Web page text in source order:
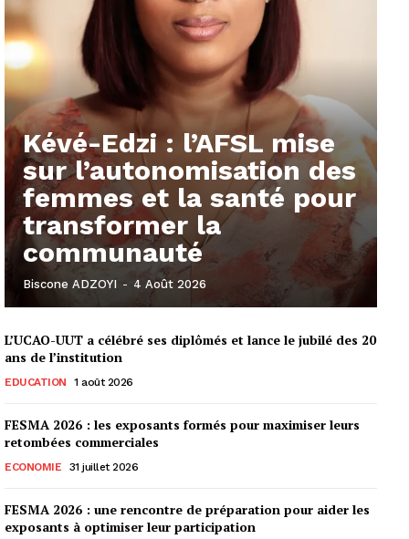
Kévé-Edzi : l’AFSL mise
sur l’autonomisation des
femmes et la santé pour
transformer la
communauté
Biscone ADZOYI - 4 Août 2026
L’UCAO-UUT a célébré ses diplômés et lance le jubilé des 20
ans de l’institution
EDUCATION 1 août 2026
FESMA 2026 : les exposants formés pour maximiser leurs
retombées commerciales
ECONOMIE 31 juillet 2026
FESMA 2026 : une rencontre de préparation pour aider les
exposants à optimiser leur participation